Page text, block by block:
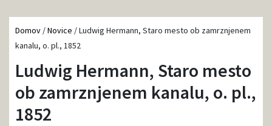
Domov /Novice /Ludwig Hermann, Staro mesto ob zamrznjenem
kanalu, o. pl., 1852
Ludwig Hermann, Staro mesto
ob zamrznjenem kanalu, o. pl.,
1852